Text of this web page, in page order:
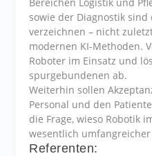
sowie der Diagnostik
verzeichnen – nicht
modernen KI-Methoden.
Roboter im Einsatz und
spurgebundenen ab.
Weiterhin sollen
Personal und den
die Frage, wieso Robotik
wesentlich
Referenten: